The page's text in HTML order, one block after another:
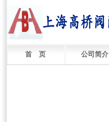
首 页 公司简介